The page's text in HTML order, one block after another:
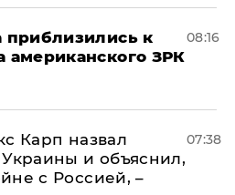
приблизились к
американского ЗРК
08:16
Карп назвал
и объяснил,
с Россией, –
07:38